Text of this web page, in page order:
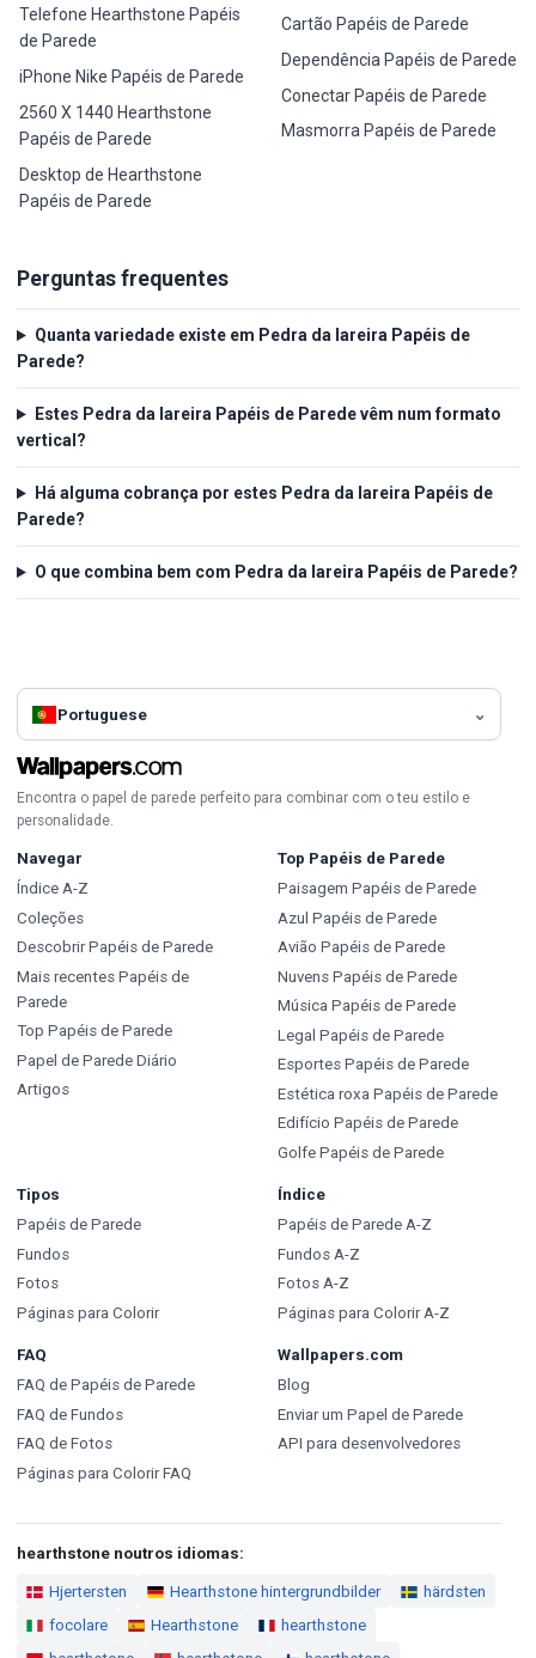
Telefone Hearthstone Papéis
de Parede
iPhone Nike Papéis de Parede
2560 X 1440 Hearthstone
Papéis de Parede
Desktop de Hearthstone
Papéis de Parede
Cartão Papéis de Parede
Dependência Papéis de Parede
Conectar Papéis de Parede
Masmorra Papéis de Parede
Perguntas frequentes
Quanta variedade existe em Pedra da lareira Papéis de
Parede?
Estes Pedra da lareira Papéis de Parede vêm num formato
vertical?
Há alguma cobrança por estes Pedra da lareira Papéis de
Parede?
O que combina bem com Pedra da lareira Papéis de Parede?
Portuguese
Encontra o papel de parede perfeito para combinar com o teu estilo e
personalidade.
Navegar
Índice A-Z
Coleções
Descobrir Papéis de Parede
Mais recentes Papéis de
Parede
Top Papéis de Parede
Papel de Parede Diário
Artigos
Top Papéis de Parede
Paisagem Papéis de Parede
Azul Papéis de Parede
Avião Papéis de Parede
Nuvens Papéis de Parede
Música Papéis de Parede
Legal Papéis de Parede
Esportes Papéis de Parede
Estética roxa Papéis de Parede
Edifício Papéis de Parede
Golfe Papéis de Parede
Tipos
Papéis de Parede
Fundos
Fotos
Páginas para Colorir
Índice
Papéis de Parede A-Z
Fundos A-Z
Fotos A-Z
Páginas para Colorir A-Z
FAQ
FAQ de Papéis de Parede
FAQ de Fundos
FAQ de Fotos
Páginas para Colorir FAQ
Wallpapers.com
Blog
Enviar um Papel de Parede
API para desenvolvedores
hearthstone noutros idiomas:
Hjertersten Hearthstone hintergrundbilder
härdsten
focolare
Hearthstone
hearthstone